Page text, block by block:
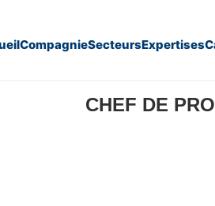
CompagnieSecteursExpertises
CHEF DE